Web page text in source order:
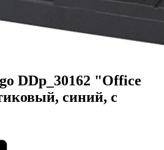
DDp_30162 "Office
синий, с